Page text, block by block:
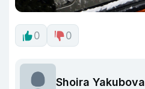
0 0
Shoira Yakubova